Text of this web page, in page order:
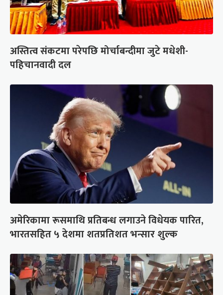
अस्तित्व संकटमा परेपछि मोर्चाबन्दीमा जुटे मधेशी-
पहिचानवादी दल
अमेरिकामा रूसमाथि प्रतिबन्ध लगाउने विधेयक पारित,
भारतसहित ५ देशमा शतप्रतिशत भन्सार शुल्क